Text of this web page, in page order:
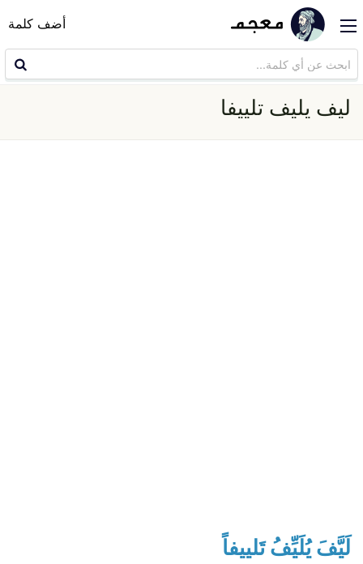
أضف كلمة
ليف يليف تلييفا
لَيَّفَ يُلَيِّفُ تَلييفاً